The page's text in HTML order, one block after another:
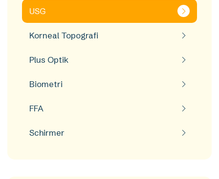
USG
Korneal Topografi
Plus Optik
Biometri
FFA
Schirmer